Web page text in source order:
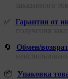
заказанного
✅
Гарантия от
получения
🔄
Обмен/
📦 Упаковка